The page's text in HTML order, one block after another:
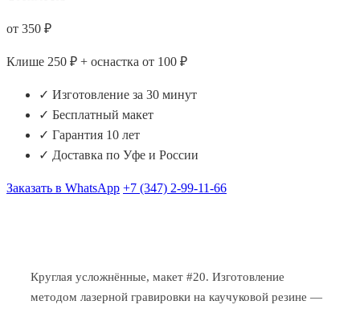
от 350 ₽
Клише 250 ₽ + оснастка от 100 ₽
✓ Изготовление за 30 минут
✓ Бесплатный макет
✓ Гарантия 10 лет
✓ Доставка по Уфе и России
Заказать в WhatsApp +7 (347) 2-99-11-66
Круглая усложнённые, макет #20. Изготовление
методом лазерной гравировки на каучуковой резине —